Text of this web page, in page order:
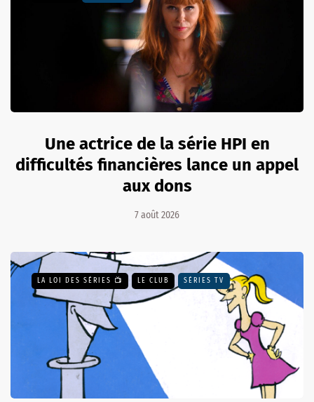
Une actrice de la série HPI en
difficultés financières lance un appel
aux dons
7 août 2026
LA LOI DES SÉRIES 📺 LE CLUB SÉRIES TV